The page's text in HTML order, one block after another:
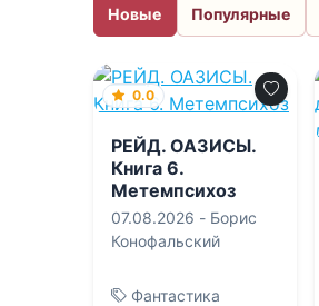
Новые Популярные
0.0
РЕЙД. ОАЗИСЫ.
Книга 6.
Метемпсихоз
07.08.2026 - Борис
Конофальский
Фантастика